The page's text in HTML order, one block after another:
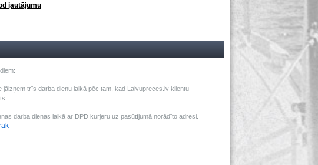
jautājumu
trīs darba dienu laikā pēc tam, kad Laivupreces.lv klientu
darba dienas laikā ar DPD kurjeru uz pasūtījumā norādīto adresi.